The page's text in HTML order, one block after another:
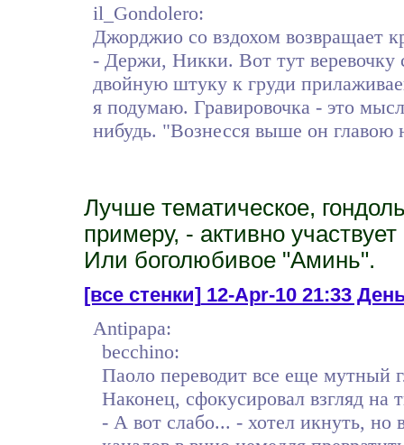
il_Gondolero:
Джорджио со вздохом возвращает
- Держи, Никки. Вот тут веревочку
двойную штуку к груди
я подумаю. Гравировочка - это
нибудь. "Вознесся выше он главою
Лучше тематическое,
примеру, - активно
Или боголюбивое "Аминь".
[все стенки]12-Apr-10 21:33
Antipapa:
becchino:
Паоло переводит все еще мутный
Наконец, сфокусировал взгляд на
- А вот слабо... - хотел икнуть, но